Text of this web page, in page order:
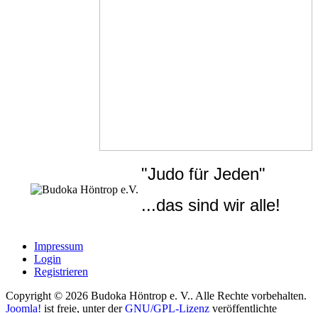
"Judo für Jeden"
...das sind wir alle!
Impressum
Login
Registrieren
Copyright © 2026 Budoka Höntrop e. V.. Alle Rechte vorbehalten.
Joomla! ist freie, unter derGNU/GPL-Lizenz veröffentlichte